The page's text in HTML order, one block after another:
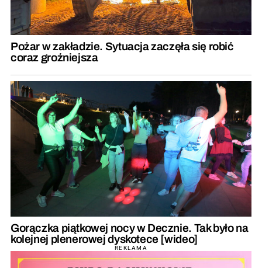
Pożar w zakładzie. Sytuacja zaczęła się robić
coraz groźniejsza
Gorączka piątkowej nocy w Decznie. Tak było na
kolejnej plenerowej dyskotece [wideo]
REKLAMA